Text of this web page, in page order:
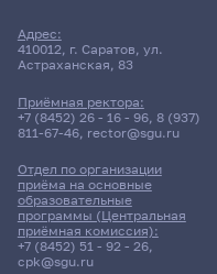
Адрес:
410012, г. Саратов, ул.
Астраханская, 83
Приёмная ректора:
+7 (8452) 26 - 16 - 96, 8 (937)
811-67-46, rector@sgu.ru
Отдел по организации
приёма на основные
образовательные
программы (Центральная
приёмная комиссия):
+7 (8452) 51 - 92 - 26,
cpk@sgu.ru